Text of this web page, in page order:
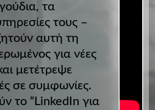
τα
τους –
αυτή τη
για νέες
μετέτρεψε
σε συμφωνίες.
το “LinkedIn για